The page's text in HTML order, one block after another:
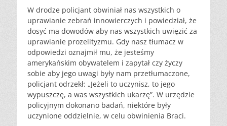
W drodze policjant obwiniał nas wszystkich o
uprawianie zebrań innowierczych i powiedział, że
dosyć ma dowodów aby nas wszystkich uwięzić za
uprawianie prozelityzmu. Gdy nasz tłumacz w
odpowiedzi oznajmił mu, że jesteśmy
amerykańskim obywatelem i zapytał czy życzy
sobie aby jego uwagi były nam przetłumaczone,
policjant odrzekł: „Jeżeli to uczynisz, to jego
wypuszczę, a was wszystkich ukarzę”. W urzędzie
policyjnym dokonano badań, niektóre były
uczynione oddzielnie, w celu obwinienia Braci.